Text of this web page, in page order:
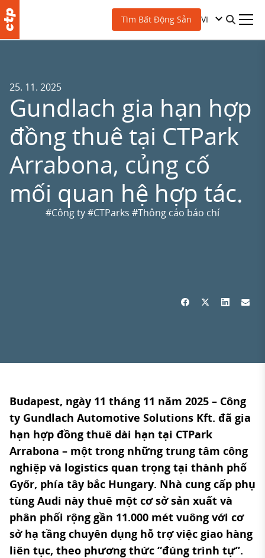
Tìm Bất Động Sản VI
25. 11. 2025
Gundlach gia hạn hợp
đồng thuê tại CTPark
Arrabona, củng cố
mối quan hệ hợp tác.
#Công ty#CTParks #Thông cáo báo chí
Budapest, ngày 11 tháng 11 năm 2025 – Công
ty Gundlach Automotive Solutions Kft. đã gia
hạn hợp đồng thuê dài hạn tại CTPark
Arrabona – một trong những trung tâm công
nghiệp và logistics quan trọng tại thành phố
Győr, phía tây bắc Hungary. Nhà cung cấp phụ
tùng Audi này thuê một cơ sở sản xuất và
phân phối rộng gần 11.000 mét vuông với cơ
sở hạ tầng chuyên dụng hỗ trợ việc giao hàng
liên tục, theo phương thức “đúng trình tự”.